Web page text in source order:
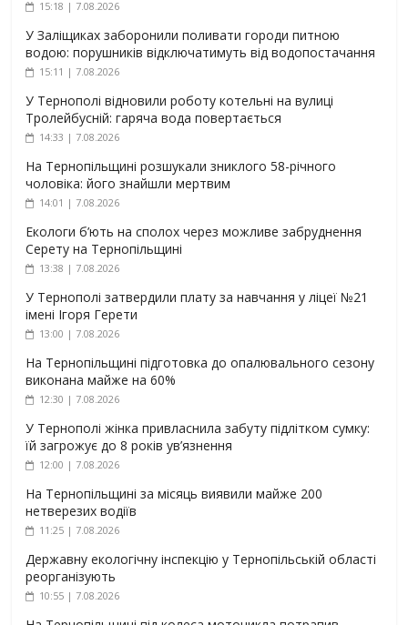
15:18 | 7.08.2026
У Заліщиках заборонили поливати городи питною
водою: порушників відключатимуть від водопостачання
15:11 | 7.08.2026
У Тернополі відновили роботу котельні на вулиці
Тролейбусній: гаряча вода повертається
14:33 | 7.08.2026
На Тернопільщині розшукали зниклого 58-річного
чоловіка: його знайшли мертвим
14:01 | 7.08.2026
Екологи б’ють на сполох через можливе забруднення
Серету на Тернопільщині
13:38 | 7.08.2026
У Тернополі затвердили плату за навчання у ліцеї №21
імені Ігоря Герети
13:00 | 7.08.2026
На Тернопільщині підготовка до опалювального сезону
виконана майже на 60%
12:30 | 7.08.2026
У Тернополі жінка привласнила забуту підлітком сумку:
їй загрожує до 8 років ув’язнення
12:00 | 7.08.2026
На Тернопільщині за місяць виявили майже 200
нетверезих водіїв
11:25 | 7.08.2026
Державну екологічну інспекцію у Тернопільській області
реорганізують
10:55 | 7.08.2026